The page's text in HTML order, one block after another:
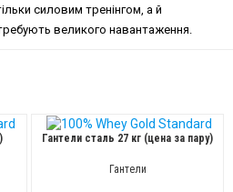
силовим тренінгом, а й
великого навантаження.
Гантели сталь 27 кг (цена за пару)
Гантели